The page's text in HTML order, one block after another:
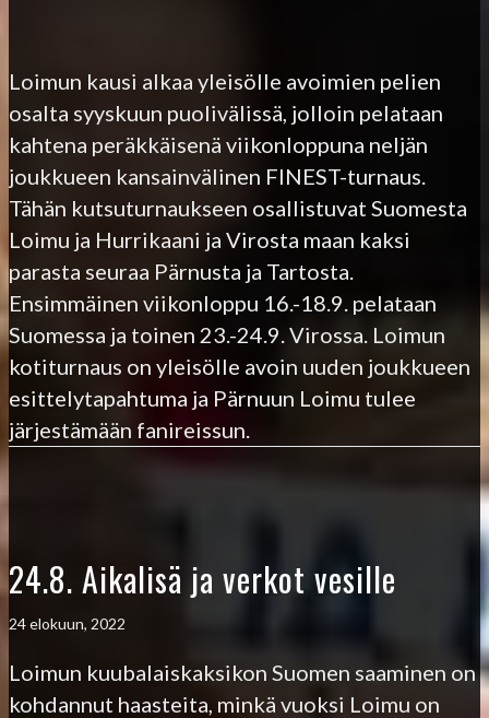
Loimun kausi alkaa yleisölle avoimien pelien
osalta syyskuun puolivälissä, jolloin pelataan
kahtena peräkkäisenä viikonloppuna neljän
joukkueen kansainvälinen FINEST-turnaus.
Tähän kutsuturnaukseen osallistuvat Suomesta
Loimu ja Hurrikaani ja Virosta maan kaksi
parasta seuraa Pärnusta ja Tartosta.
Ensimmäinen viikonloppu 16.-18.9. pelataan
Suomessa ja toinen 23.-24.9. Virossa. Loimun
kotiturnaus on yleisölle avoin uuden joukkueen
esittelytapahtuma ja Pärnuun Loimu tulee
järjestämään fanireissun.
24.8. Aikalisä ja verkot vesille
24 elokuun, 2022
Loimun kuubalaiskaksikon Suomen saaminen on
kohdannut haasteita, minkä vuoksi Loimu on